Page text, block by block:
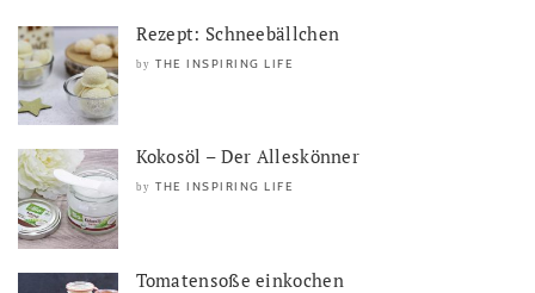
Rezept: Schneebällchen
by THE INSPIRING LIFE
Kokosöl – Der Alleskönner
by THE INSPIRING LIFE
Tomatensoße einkochen